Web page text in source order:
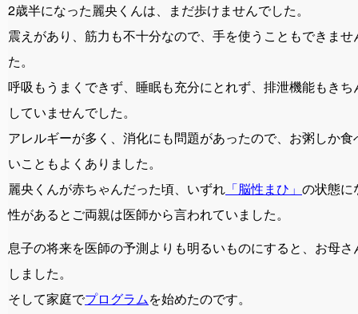
2歳半になった麗央くんは、まだ歩けませんでした。
震えがあり、筋力も不十分なので、手を使うこともできませ
た。
呼吸もうまくできず、睡眠も充分にとれず、排泄機能もきち
していませんでした。
アレルギーが多く、消化にも問題があったので、お粥しか食
いこともよくありました。
麗央くんが赤ちゃんだった頃、いずれ 「脳性まひ」 の状態に
性があるとご両親は医師から言われていました。
息子の将来を医師の予測よりも明るいものにすると、お母さ
しました。
そして家庭でプログラムを始めたのです。